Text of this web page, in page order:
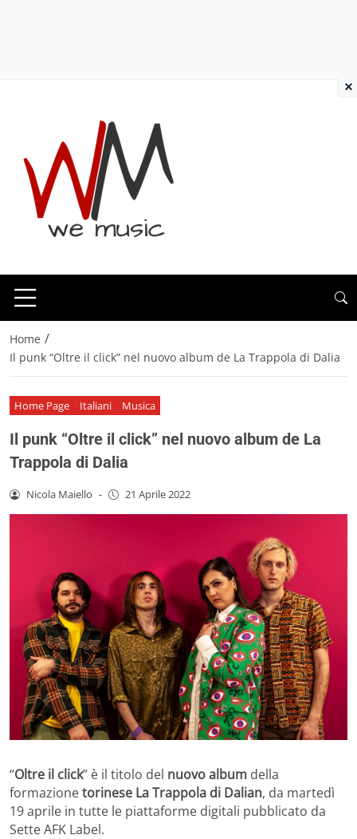
Home /
Il punk “Oltre il click” nel nuovo album de La Trappola di Dalia
Home Page Italiani Musica
Il punk “Oltre il click” nel nuovo album de La
Trappola di Dalia
Nicola Maiello - 21 Aprile 2022
“Oltre il click” è il titolo del nuovo album della
formazionetorinese La Trappola di Dalian, da martedì
19 aprile in tutte le piattaforme digitali pubblicato da
Sette AFK Label.
×